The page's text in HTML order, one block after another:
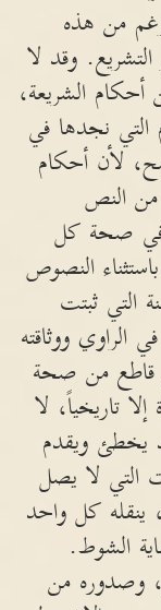
من هذه
وقد لا
أحكام الشريعة،
نجدها في
لأن أحكام
النص
في صحة كل
النصوص
التي ثبتت
الراوي ووثاقته
قاطع من صحة
تاريخياً، لا
يخطئ ويقدم
التي لا يصل
ينقله كل واحد
الشوط.
وصدوره من